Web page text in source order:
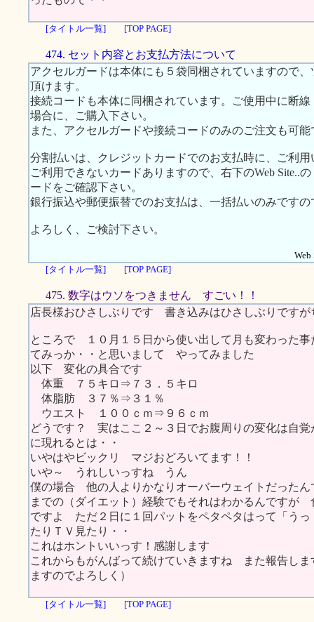
[タイトル一覧] [TOP PAGE]
474. セット内容とお支払方法について
アクセルガードは本体にも５袋同梱されていますので
頂けます。
接続コードも本体に同梱されています。ご使用中に断
場合に、ご購入下さい。
また、アクセルガードや接続コードのみのご注文も可能
分割払いは、クレジットカードでのお支払時に、ご利
ご利用できないカードありますので、右下のWeb Site..
ードをご確認下さい。
銀行振込や郵便振替でのお支払は、一括払いのみです
よろしく、ご検討下さい。
Web
[タイトル一覧]
[TOP PAGE]
475. 数字はウソをつきません すごい！！
店長様おひさしぶりです 書き込みはひさしぶりです
ところで １０月１５日から使い出して月も変わった
てみっか・・と思いまして やってみました
以下 変化の具合です
体重 ７５キロ⇒７３．５キロ
体脂肪 ３７％⇒３１％
ウエスト １００ｃｍ⇒９６ｃｍ
どうです？ 実はここ２～３日でお腹周りの変化は自
に現れるとは・・
いやはやビックリ マジおどろいてます！！
いや～ うれしいっすね うん
僕の場合 他の人よりかなりオーバーウェイトだった
までの（ダイエット）経験でもそれはわかるんですが
ですよ ただ２日に１回パットをペタペタはって「うっ
たりＴＶ見たり・・
これはホントいいっす！感謝します
これからもがんばって続けていきますね また報告し
ますのでよろしく）
[タイトル一覧] [TOP PAGE]